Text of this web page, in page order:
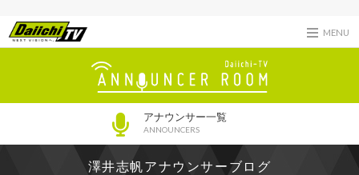
MENU
アナウンサー一覧
ANNOUNCERS
澤井志帆アナウンサーブログ